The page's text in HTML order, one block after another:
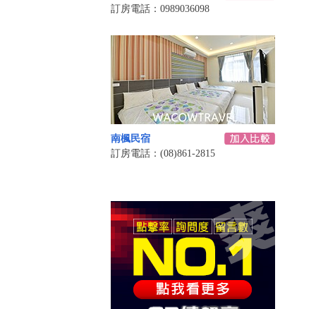
訂房電話：0989036098
南楓民宿
訂房電話：(08)861-2815